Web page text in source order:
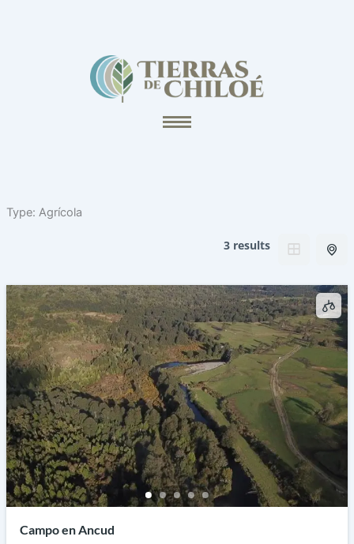
Type: Agrícola
3 results
Campo en Ancud